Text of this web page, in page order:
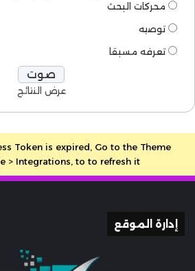
محركات البحث
توصيه
تعرفه مسبقا
عرض النتائج
Token is expired, Go to the Theme
> Integrations, to to refresh it.
إدارة الموقع